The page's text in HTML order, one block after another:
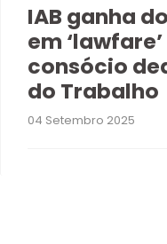
IAB ganha
em
consócio
do Trabalho
04 Setembro 2025